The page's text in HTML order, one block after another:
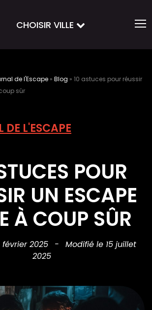
CHOISIR VILLE
de l'Escape » Blog » 10 astuces pour réussir
sûr
DE L'ESCAPE
POUR
UN ESCAPE
À COUP SÛR
février 2025 -
Modifié le 15 juillet
2025